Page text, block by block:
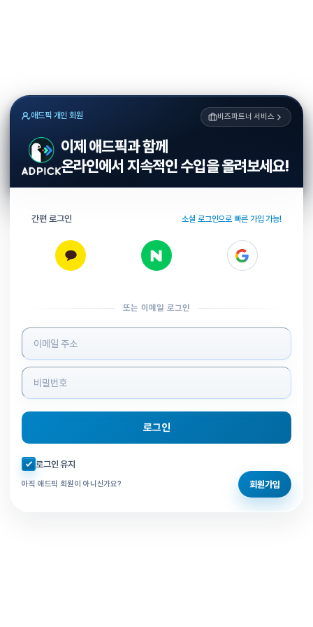
애드픽 개인 회원 비즈파트너 서비스
이제 애드픽과 함께
온라인에서 지속적인 수입을 올려보세요!
간편 로그인 소셜 로그인으로 빠른 가입 가능!
또는 이메일 로그인
로그인 정보 입력
로그인
자동로그인 체크
로그인 유지
아직 애드픽 회원이 아니신가요? 회원가입